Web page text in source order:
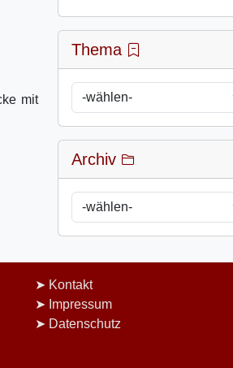
mit
Thema
Archiv
Kontakt
Impressum
Datenschutz